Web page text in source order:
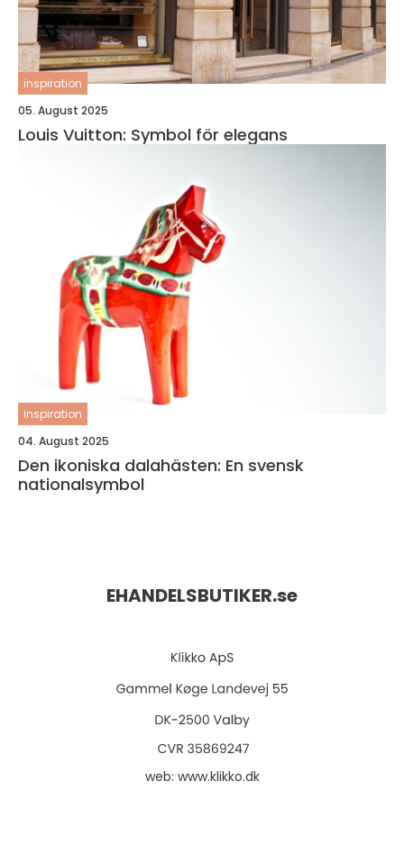
inspiration
05. August 2025
Louis Vuitton: Symbol för elegans
inspiration
04. August 2025
Den ikoniska dalahästen: En svensk
nationalsymbol
EHANDELSBUTIKER.se
web: www.klikko.dk